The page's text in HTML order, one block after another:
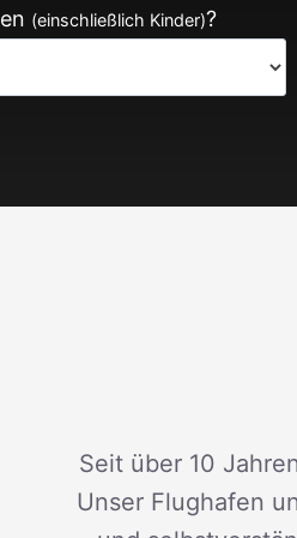
(einschließlich Kinder)?
Seit über 10
Unser Flughafen